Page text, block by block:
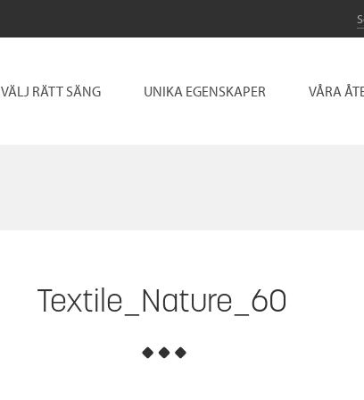
VÄLJ RÄTT SÄNG UNIKA EGENSKAPER VÅRA
Textile_Nature_60